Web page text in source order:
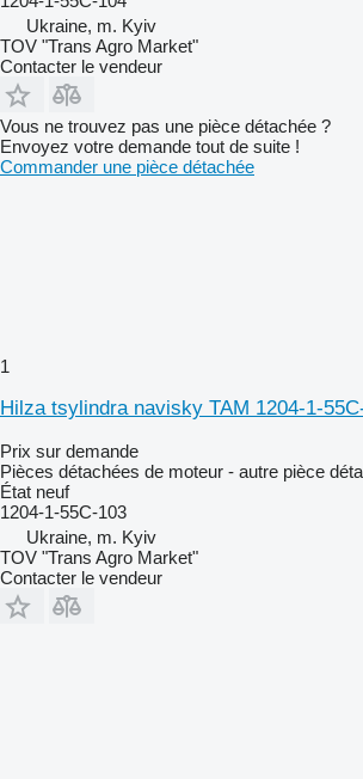
Ukraine, m. Kyiv
TOV "Trans Agro Market"
Contacter le vendeur
Vous ne trouvez pas une pièce détachée ?
Envoyez votre demande tout de suite !
Commander une pièce détachée
1
Hilza tsylindra navisky TAM 1204-1-
Prix sur demande
Pièces détachées de moteur - autre pièce
État neuf
1204-1-55C-103
Ukraine, m. Kyiv
TOV "Trans Agro Market"
Contacter le vendeur